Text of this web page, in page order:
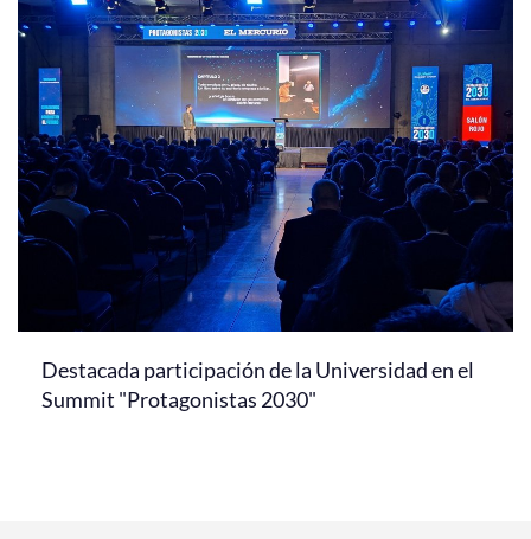
Destacada participación de la Universidad en el
Summit "Protagonistas 2030"